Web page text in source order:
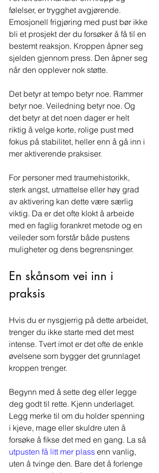
følelser, er trygghet avgjørende.
Emosjonell frigjøring med pust bør ikke
bli et prosjekt der du forsøker å få til en
bestemt reaksjon. Kroppen åpner seg
sjelden gjennom press. Den åpner seg
når den opplever nok støtte.
Det betyr at tempo betyr noe. Rammer
betyr noe. Veiledning betyr noe. Og
det betyr at det noen dager er helt
riktig å velge korte, rolige pust med
fokus på stabilitet, heller enn å gå inn i
mer aktiverende praksiser.
For personer med traumehistorikk,
sterk angst, utmattelse eller høy grad
av aktivering kan dette være særlig
viktig. Da er det ofte klokt å arbeide
med en faglig forankret metode og en
veileder som forstår både pustens
muligheter og dens begrensninger.
En skånsom vei inn i
praksis
Hvis du er nysgjerrig på dette arbeidet,
trenger du ikke starte med det mest
intense. Tvert imot er det ofte de enkle
øvelsene som bygger det grunnlaget
kroppen trenger.
Begynn med å sette deg eller legge
deg godt til rette. Kjenn underlaget.
Legg merke til om du holder spenning
i kjeve, mage eller skuldre uten å
forsøke å fikse det med en gang. La så
utpusten få litt mer plass enn vanlig,
uten å tvinge den. Bare det å forlenge